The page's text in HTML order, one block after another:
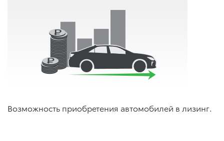
Возможность приобретения автомобилей в лизинг.